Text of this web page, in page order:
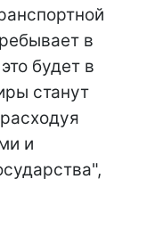
в
будет в
станут
и